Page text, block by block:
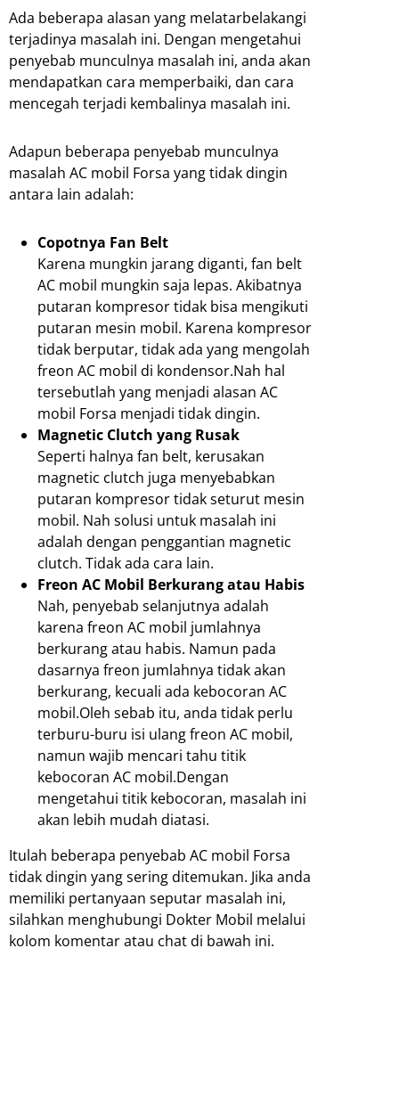
Ada beberapa alasan yang melatarbelakangi
terjadinya masalah ini. Dengan mengetahui
penyebab munculnya masalah ini, anda akan
mendapatkan cara memperbaiki, dan cara
mencegah terjadi kembalinya masalah ini.
Adapun beberapa penyebab munculnya
masalah AC mobil Forsa yang tidak dingin
antara lain adalah:
Copotnya Fan Belt
Karena mungkin jarang diganti, fan belt
AC mobil mungkin saja lepas. Akibatnya
putaran kompresor tidak bisa mengikuti
putaran mesin mobil. Karena kompresor
tidak berputar, tidak ada yang mengolah
freon AC mobil di kondensor.Nah hal
tersebutlah yang menjadi alasan AC
mobil Forsa menjadi tidak dingin.
Magnetic Clutch yang Rusak
Seperti halnya fan belt, kerusakan
magnetic clutch juga menyebabkan
putaran kompresor tidak seturut mesin
mobil. Nah solusi untuk masalah ini
adalah dengan penggantian magnetic
clutch. Tidak ada cara lain.
Freon AC Mobil Berkurang atau Habis
Nah, penyebab selanjutnya adalah
karena freon AC mobil jumlahnya
berkurang atau habis. Namun pada
dasarnya freon jumlahnya tidak akan
berkurang, kecuali ada kebocoran AC
mobil.Oleh sebab itu, anda tidak perlu
terburu-buru isi ulang freon AC mobil,
namun wajib mencari tahu titik
kebocoran AC mobil.Dengan
mengetahui titik kebocoran, masalah ini
akan lebih mudah diatasi.
Itulah beberapa penyebab AC mobil Forsa
tidak dingin yang sering ditemukan. Jika anda
memiliki pertanyaan seputar masalah ini,
silahkan menghubungi Dokter Mobil melalui
kolom komentar atau chat di bawah ini.